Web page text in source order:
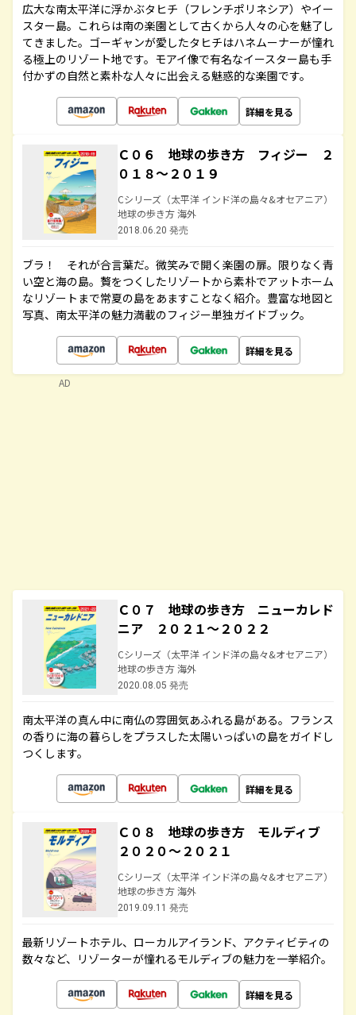
広大な南太平洋に浮かぶタヒチ（フレンチポリネシア）やイー
スター島。これらは南の楽園として古くから人々の心を魅了し
てきました。ゴーギャンが愛したタヒチはハネムーナーが憧れ
る極上のリゾート地です。モアイ像で有名なイースター島も手
付かずの自然と素朴な人々に出会える魅惑的な楽園です。
詳細を見る
Ｃ０６ 地球の歩き方 フィジー ２
０１８～２０１９
Cシリーズ（太平洋 インド洋の島々&オセアニア）
地球の歩き方 海外
2018.06.20 発売
ブラ！ それが合言葉だ。微笑みで開く楽園の扉。限りなく青
い空と海の島。贅をつくしたリゾートから素朴でアットホーム
なリゾートまで常夏の島をあますことなく紹介。豊富な地図と
写真、南太平洋の魅力満載のフィジー単独ガイドブック。
詳細を見る
Ｃ０７ 地球の歩き方 ニューカレド
ニア ２０２１～２０２２
Cシリーズ（太平洋 インド洋の島々&オセアニア）
地球の歩き方 海外
2020.08.05 発売
南太平洋の真ん中に南仏の雰囲気あふれる島がある。フランス
の香りに海の暮らしをプラスした太陽いっぱいの島をガイドし
つくします。
詳細を見る
Ｃ０８ 地球の歩き方 モルディブ
２０２０～２０２１
Cシリーズ（太平洋 インド洋の島々&オセアニア）
地球の歩き方 海外
2019.09.11 発売
最新リゾートホテル、ローカルアイランド、アクティビティの
数々など、リゾーターが憧れるモルディブの魅力を一挙紹介。
詳細を見る
AD